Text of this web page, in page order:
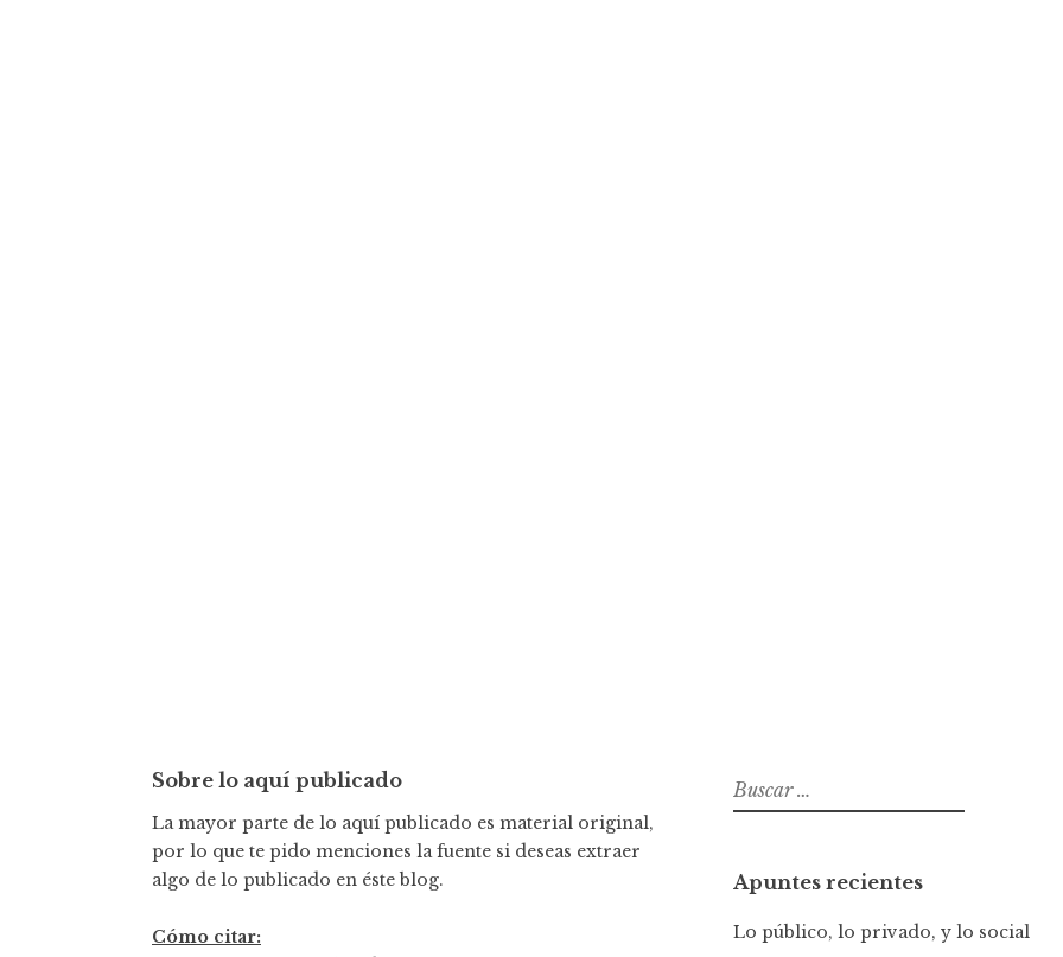
Sobre lo aquí publicado
La mayor parte de lo aquí publicado es material original,
por lo que te pido menciones la fuente si deseas extraer
algo de lo publicado en éste blog.
Cómo citar:
B
u
a
r
Apuntes recientes
Lo público, lo privado, y lo social